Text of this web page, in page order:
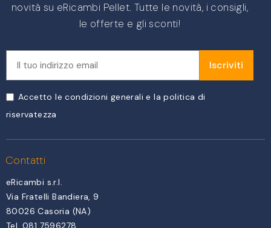
novità su eRicambi Pellet. Tutte le novità, i consigli,
le offerte e gli sconti!
Iscriviti
Accetto le condizioni generali e la politica di
riservatezza
Contatti
eRicambi s.r.l.
Via Fratelli Bandiera, 9
80026 Casoria (NA)
Tel. 081 7596278